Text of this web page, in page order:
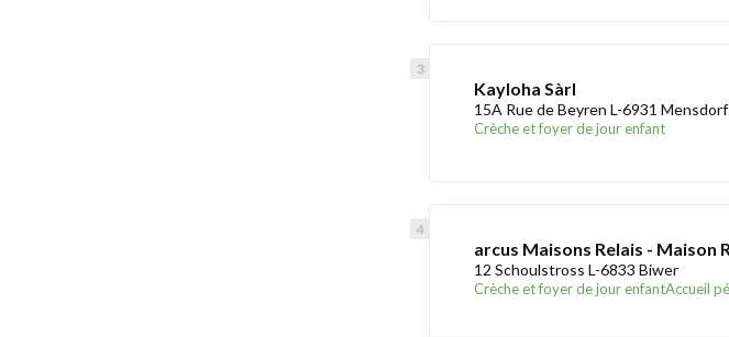
Kayloha Sàrl
15A Rue de Beyren L-6931 Mensdorf
Crèche et foyer de jour enfant
arcus Maisons Relais - Maison
12 Schoulstross L-6833 Biwer
Crèche et foyer de jour enfantAccueil